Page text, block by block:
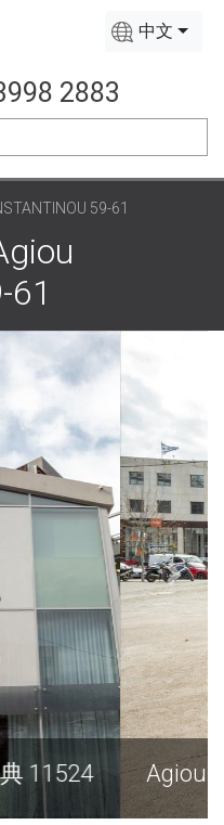
中文
2883
59-61
61, 雅典 11524